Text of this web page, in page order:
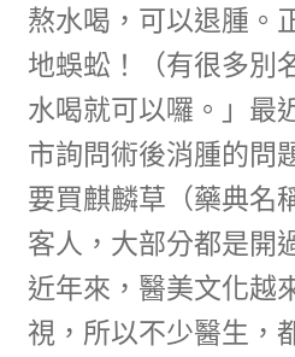
熬水喝，可以退腫。
地蜈蚣！（有很多別
水喝就可以囉。」最
市詢問術後消腫的問
要買麒麟草（藥典名
客人，大部分都是開
近年來，醫美文化越
視，所以不少醫生，